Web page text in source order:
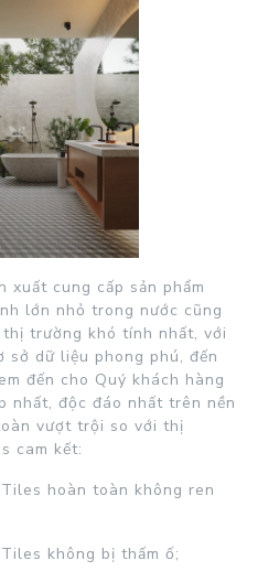
xuất cung cấp sản phẩm
lớn nhỏ trong nước cũng
trường khó tính nhất, với
sở dữ liệu phong phú, đến
đến cho Quý khách hàng
nhất, độc đáo nhất trên nền
vượt trội so với thị
cam kết:
hoàn toàn không ren
không bị thấm ố;